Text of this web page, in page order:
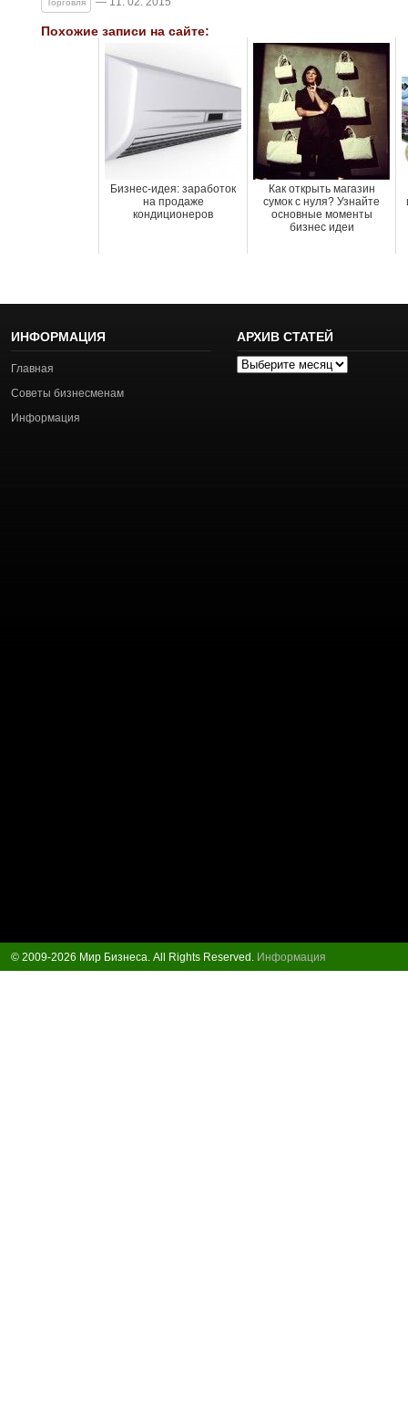
Торговля
Похожие записи на сайте:
Бизнес-идея: заработок
на продаже
кондиционеров
Как открыть магазин
сумок с нуля? Узнайте
основные моменты
бизнес идеи
ИНФОРМАЦИЯ
Главная
Советы бизнесменам
Информация
АРХИВ СТАТЕЙ
Архив
© 2009-2026 Мир Бизнеса. All Rights Reserved. Информация